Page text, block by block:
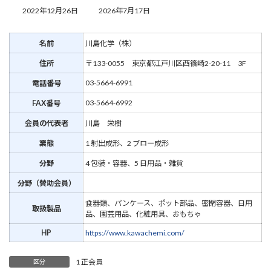
2022年12月26日
最
更
新
日
時
:
2026年7月17日
名前 川島化学（株）
住所 〒133-0055 東京都江戸川区西篠崎2-20-11 3F
電話番号 03-5664-6991
FAX番号 03-5664-6992
会員の代表者 川島 栄樹
業態 1 射出成形、2 ブロー成形
分野 4 包装・容器、5 日用品・雜貨
分野（賛助会員）
取扱製品
食器類、パンケース、ポット部品、密閉容器、日用
品、園芸用品、化粧用具、おもちゃ
HP https://www.kawachemi.com/
区分 1 正会員